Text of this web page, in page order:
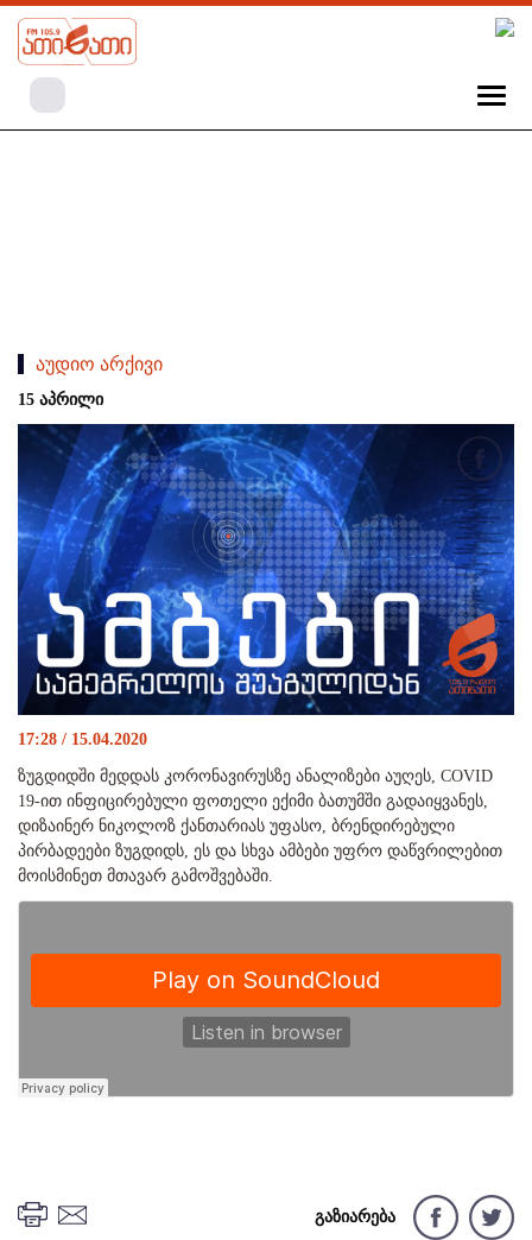
აუდიო არქივი
15 აპრილი
17:28 / 15.04.2020
ზუგდიდში მედდას კორონავირუსზე ანალიზები აუღეს, COVID
19-ით ინფიცირებული ფოთელი ექიმი ბათუმში გადაიყვანეს,
დიზაინერ ნიკოლოზ ქანთარიას უფასო, ბრენდირებული
პირბადეები ზუგდიდს, ეს და სხვა ამბები უფრო დაწვრილებით
მოისმინეთ მთავარ გამოშვებაში.
გაზიარება